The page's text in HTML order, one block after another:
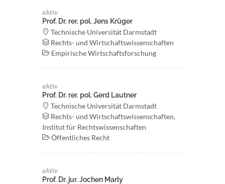
aktiv
Prof. Dr. rer. pol. Jens Krüger
Technische Universität Darmstadt
Rechts- und Wirtschaftswissenschaften
Empirische Wirtschaftsforschung
aktiv
Prof. Dr. rer. pol. Gerd Lautner
Technische Universität Darmstadt
Rechts- und Wirtschaftswissenschaften,
Institut für Rechtswissenschaften
Öffentliches Recht
aktiv
Prof. Dr. jur. Jochen Marly